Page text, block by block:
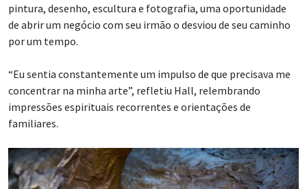
pintura, desenho, escultura e fotografia, uma oportunidade
de abrir um negócio com seu irmão o desviou de seu caminho
por um tempo.
“Eu sentia constantemente um impulso de que precisava me
concentrar na minha arte”, refletiu Hall, relembrando
impressões espirituais recorrentes e orientações de
familiares.